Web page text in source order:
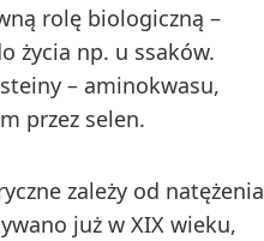
rolę biologiczną –
życia np. u ssaków.
– aminokwasu,
przez selen.
zależy od natężenia
już w XIX wieku,